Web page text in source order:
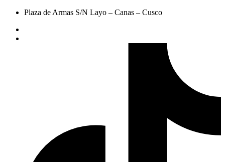
Plaza de Armas S/N Layo – Canas – Cusco